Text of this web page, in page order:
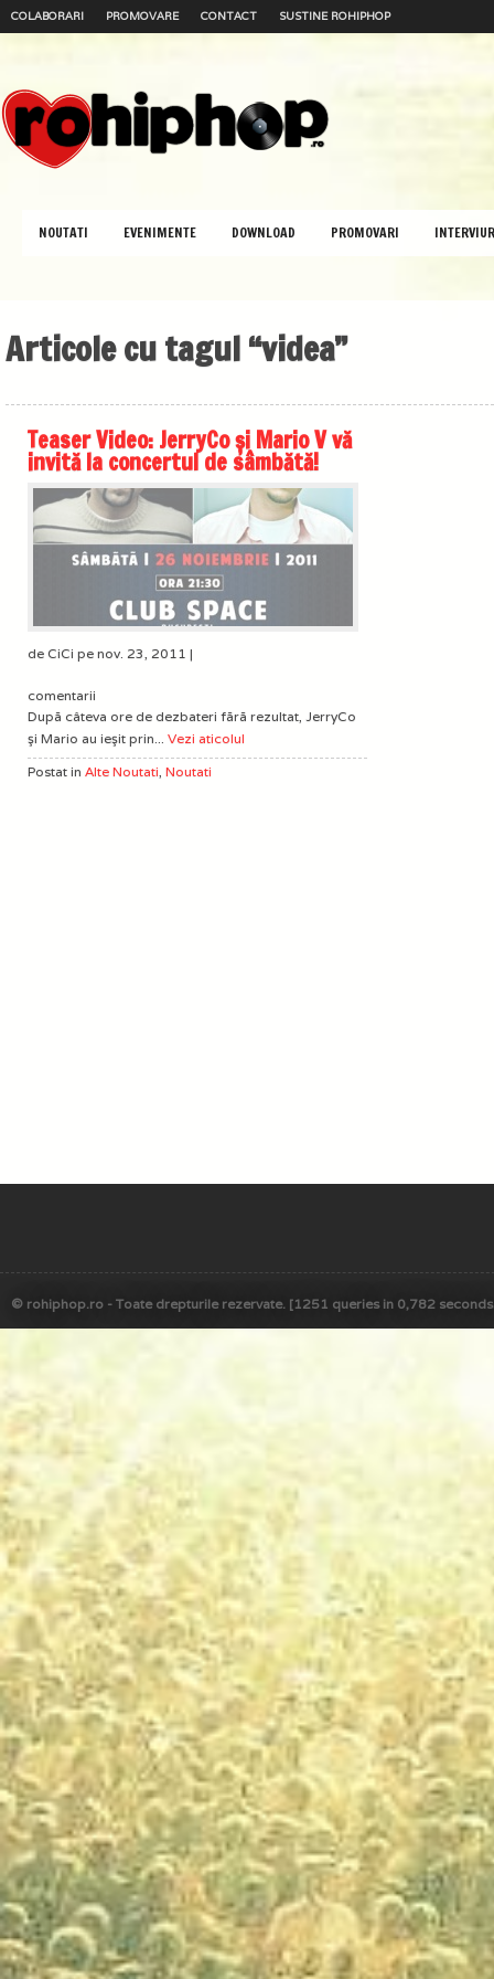
COLABORARI PROMOVARE CONTACT SUSTINE ROHIPHOP
NOUTATI EVENIMENTE DOWNLOAD PROMOVARI
Articole cu tagul “videa”
Teaser Video: JerryCo și Mario V vă
invită la concertul de sâmbătă!
de CiCi pe nov. 23, 2011 |
comentarii
Dupã câteva ore de dezbateri fãrã rezultat, JerryCo
şi Mario au ieşit prin... Vezi aticolul
Postat in Alte Noutati, Noutati
© rohiphop.ro - Toate drepturile rezervate. [1251 queries in 0,782